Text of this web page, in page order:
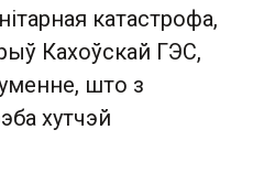
катастрофа,
Кахоўскай ГЭС,
што з
хутчэй